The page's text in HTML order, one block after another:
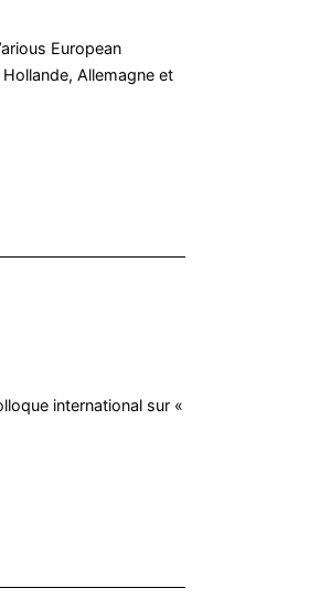
European
Allemagne et
international sur «